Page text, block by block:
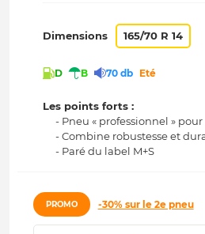
Dimensions 165/70 R 14
D B 70 db Eté
Les points forts :
- Pneu « professionnel »
- Combine robustesse et
- Paré du label M+S
PROMO -30% sur le 2e pneu